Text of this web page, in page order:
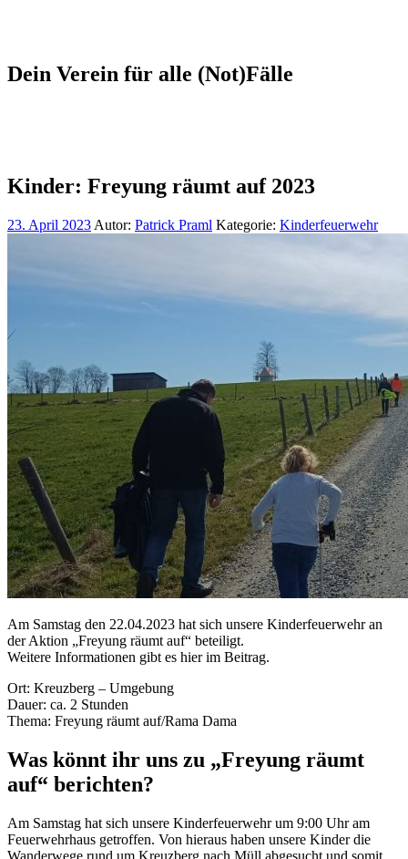
Dein Verein für alle (Not)Fälle
Kinder: Freyung räumt auf 2023
23. April 2023 Autor: Patrick Praml Kategorie: Kinderfeuerwehr
Am Samstag den 22.04.2023 hat sich unsere Kinderfeuerwehr an
der Aktion „Freyung räumt auf“ beteiligt.
Weitere Informationen gibt es hier im Beitrag.
Ort: Kreuzberg – Umgebung
Dauer: ca. 2 Stunden
Thema: Freyung räumt auf/Rama Dama
Was könnt ihr uns zu „Freyung räumt
auf“ berichten?
Am Samstag hat sich unsere Kinderfeuerwehr um 9:00 Uhr am
Feuerwehrhaus getroffen. Von hieraus haben unsere Kinder die
Wanderwege rund um Kreuzberg nach Müll abgesucht und somit